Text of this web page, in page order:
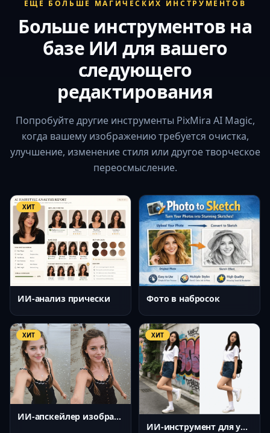
ЕЩЁ БОЛЬШЕ МАГИЧЕСКИХ ИНСТРУМЕНТОВ
Больше инструментов на
базе ИИ для вашего
следующего
редактирования
Попробуйте другие инструменты PixMira AI Magic,
когда вашему изображению требуется очистка,
улучшение, изменение стиля или другое творческое
переосмысление.
ХИТ
ИИ-анализ прически Фото в набросок
ХИТ
ИИ-апскейлер изображений
ХИТ
ИИ-инструмент для удаления фона